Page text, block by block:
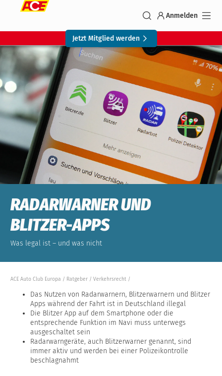
Anmelden
Jetzt Mitglied werden
RADARWARNER UND
BLITZER-APPS
Was legal ist – und was nicht
ACE Auto Club Europa Ratgeber Verkehrsrecht
Das Nutzen von Radarwarnern, Blitzerwarnern und Blitzer
Apps während der Fahrt ist in Deutschland illegal
Die Blitzer App auf dem Smartphone oder die
entsprechende Funktion im Navi muss unterwegs
ausgeschaltet sein
Radarwarngeräte, auch Blitzerwarner genannt, sind
immer aktiv und werden bei einer Polizeikontrolle
beschlagnahmt